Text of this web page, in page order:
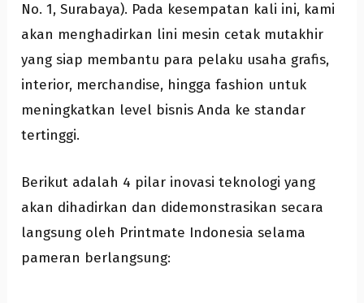
No. 1, Surabaya). Pada kesempatan kali ini, kami
akan menghadirkan lini mesin cetak mutakhir
yang siap membantu para pelaku usaha grafis,
interior, merchandise, hingga fashion untuk
meningkatkan level bisnis Anda ke standar
tertinggi.
Berikut adalah 4 pilar inovasi teknologi yang
akan dihadirkan dan didemonstrasikan secara
langsung oleh Printmate Indonesia selama
pameran berlangsung: